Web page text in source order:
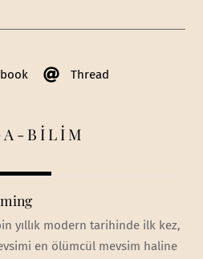
Thread
BİLİM
yıllık modern tarihinde ilk kez,
en ölümcül mevsim haline